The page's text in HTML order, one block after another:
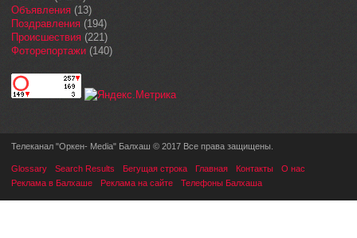
Объявления (13)
Поздравления (194)
Происшествия (221)
Фоторепортажи (140)
Телеканал "Оркен- Media" Балхаш © 2017 Все права защищены.
Glossary Search Results Бегущая строка Главная Контакты
О нас
Реклама в Балхаше
Реклама на сайте Телефоны Балхаша